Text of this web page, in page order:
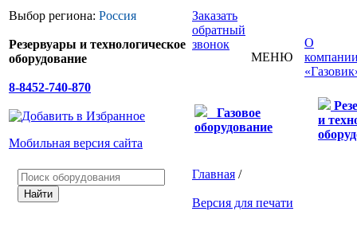
Выбор региона: Россия
Резервуары и технологическое
оборудование
8-8452-740-870
Мобильная версия сайта
Заказать
обратный
звонок
МЕНЮ
О
Газовое
оборудование
и
Главная /
Версия для печати